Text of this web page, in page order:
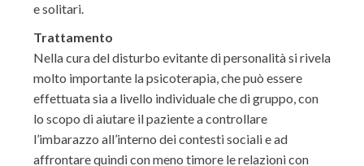
e solitari.
Trattamento
Nella cura del disturbo evitante di personalità si rivela
molto importante la psicoterapia, che può essere
effettuata sia a livello individuale che di gruppo, con
lo scopo di aiutare il paziente a controllare
l’imbarazzo all’interno dei contesti sociali e ad
affrontare quindi con meno timore le relazioni con